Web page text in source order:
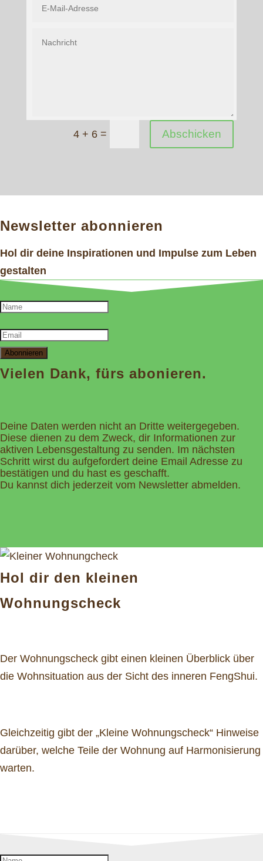
4 + 6 = Abschicken
Newsletter abonnieren
Hol dir deine Inspirationen und Impulse zum Leben
gestalten
Abonnieren
Vielen Dank, fürs abonieren.
Deine Daten werden nicht an Dritte weitergegeben.
Diese dienen zu dem Zweck, dir Informationen zur
aktiven Lebensgestaltung zu senden. Im nächsten
Schritt wirst du aufgefordert deine Email Adresse zu
bestätigen und du hast es geschafft.
Du kannst dich jederzeit vom Newsletter abmelden.
Hol dir den kleinen
Wohnungscheck
Der Wohnungscheck gibt einen kleinen Überblick über
die Wohnsituation aus der Sicht des inneren FengShui.
Gleichzeitig gibt der „Kleine Wohnungscheck“ Hinweise
darüber, welche Teile der Wohnung auf Harmonisierung
warten.